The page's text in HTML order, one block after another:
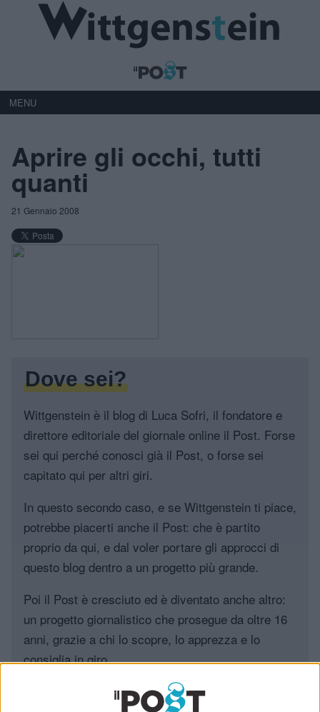
MENU
Aprire gli occhi, tutti
quanti
21 Gennaio 2008
Dove sei?
Wittgenstein è il blog di Luca Sofri, il fondatore e
direttore editoriale del giornale online il Post. Forse
sei qui perché conosci già il Post, o forse sei
capitato qui per altri giri.
In questo secondo caso, e se Wittgenstein ti piace,
potrebbe piacerti anche il Post: che è partito
proprio da qui, e dal voler portare gli approcci di
questo blog dentro a un progetto più grande.
Poi il Post è cresciuto ed è diventato anche altro:
un progetto giornalistico che prosegue da oltre 16
anni, grazie a chi lo scopre, lo apprezza e lo
consiglia in giro.
Leggi il Post, magari ti piace